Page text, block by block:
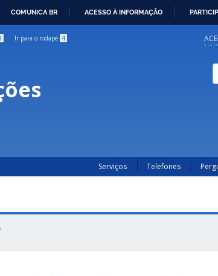
COMUNICA BR ACESSO À INFORMAÇÃO
Ir para o rodapé 4
Serviços Telefones